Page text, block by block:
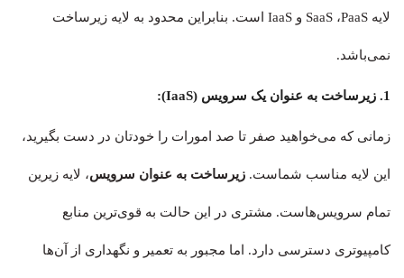
لایه SaaS ،PaaS و IaaS است. بنابراین محدود به لایه زیرساخت
نمی‌باشد.
1. زیرساخت به عنوان یک سرویس (IaaS):
زمانی که می‌خواهید صفر تا صد امورات را خودتان در دست بگیرید،
این لایه مناسب شماست. زیرساخت به عنوان سرویس، لایه زیرین
تمام سرویس‌هاست. مشتری در این حالت به قوی‌ترین منابع
کامپیوتری دسترسی دارد. اما مجبور به تعمیر و نگهداری از آن‌ها